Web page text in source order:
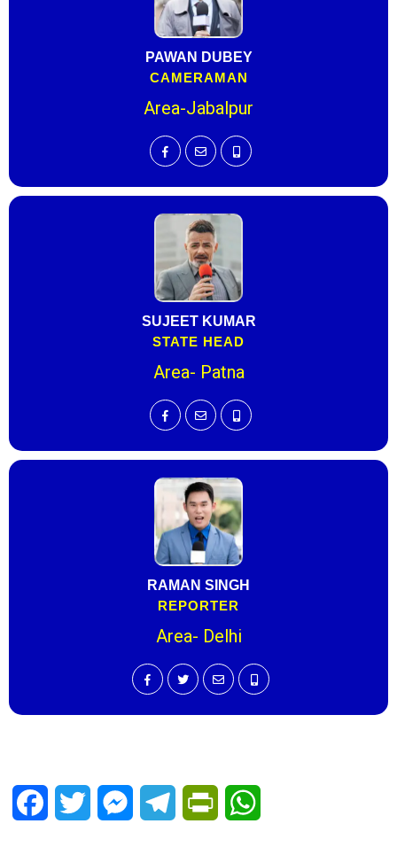
PAWAN DUBEY
CAMERAMAN
Area-Jabalpur
SUJEET KUMAR
STATE HEAD
Area- Patna
RAMAN SINGH
REPORTER
Area- Delhi
FacebookTwitter MessengerTelegramPrintFriendly